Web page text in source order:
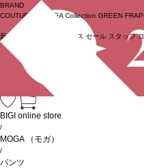
ログイン
BRAND
COUTURIER
MOGA Collection GREEN
新着商品 ニュース セール スタッフ
BIGI online store
/
MOGA （モガ）
/
パンツ